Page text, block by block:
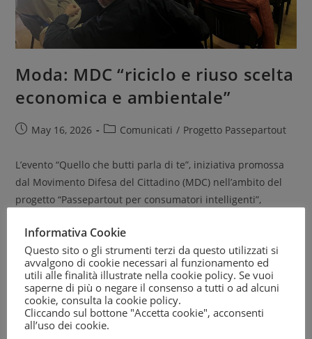
Moda: MDC “riciclo e riuso scelta
economica e ambientale”
May 16, 2026 Comunicati / Progetto Passepartout
L’evento “Quello che butti parla di te”, iniziativa promossa
dal Movimento Difesa del Cittadino (MDC) nell’ambito del
progetto “Passepartout per consumatori intelligenti”,
Continue Reading
Informativa Cookie
Questo sito o gli strumenti terzi da questo utilizzati si
avvalgono di cookie necessari al funzionamento ed
utili alle finalità illustrate nella cookie policy. Se vuoi
saperne di più o negare il consenso a tutti o ad alcuni
cookie, consulta la cookie policy.
Cliccando sul bottone "Accetta cookie", acconsenti
all’uso dei cookie.